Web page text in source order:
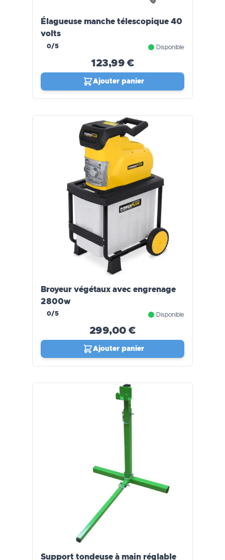
Élagueuse manche télescopique 40
volts
0/5 Disponible
123,99 €
Ajouter panier
Broyeur végétaux avec engrenage
2800w
0/5 Disponible
299,00 €
Ajouter panier
Support tondeuse à main réglable